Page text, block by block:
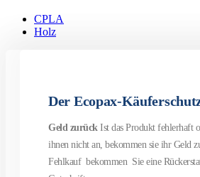
CPLA
Holz
Der Ecopax-
Geld zurückIst das Produkt fehlerhaft
ihnen nicht an, bekommen sie ihr Geld
Fehlkauf bekommen Sie eine